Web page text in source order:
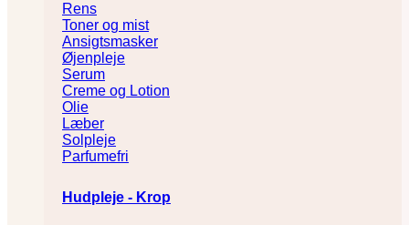
Rens
Toner og mist
Ansigtsmasker
Øjenpleje
Serum
Creme og Lotion
Olie
Læber
Solpleje
Parfumefri
Hudpleje - Krop